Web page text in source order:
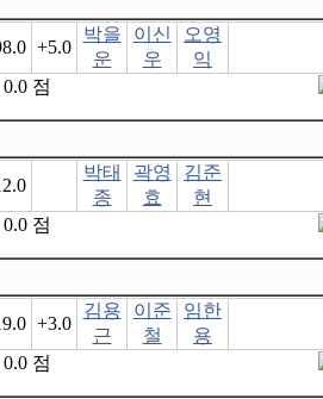
+5.0
박을
운
이신
우
오영
익
점
박태
종
곽영
효
김준
현
점
+3.0
김용
근
이준
철
임한
용
점